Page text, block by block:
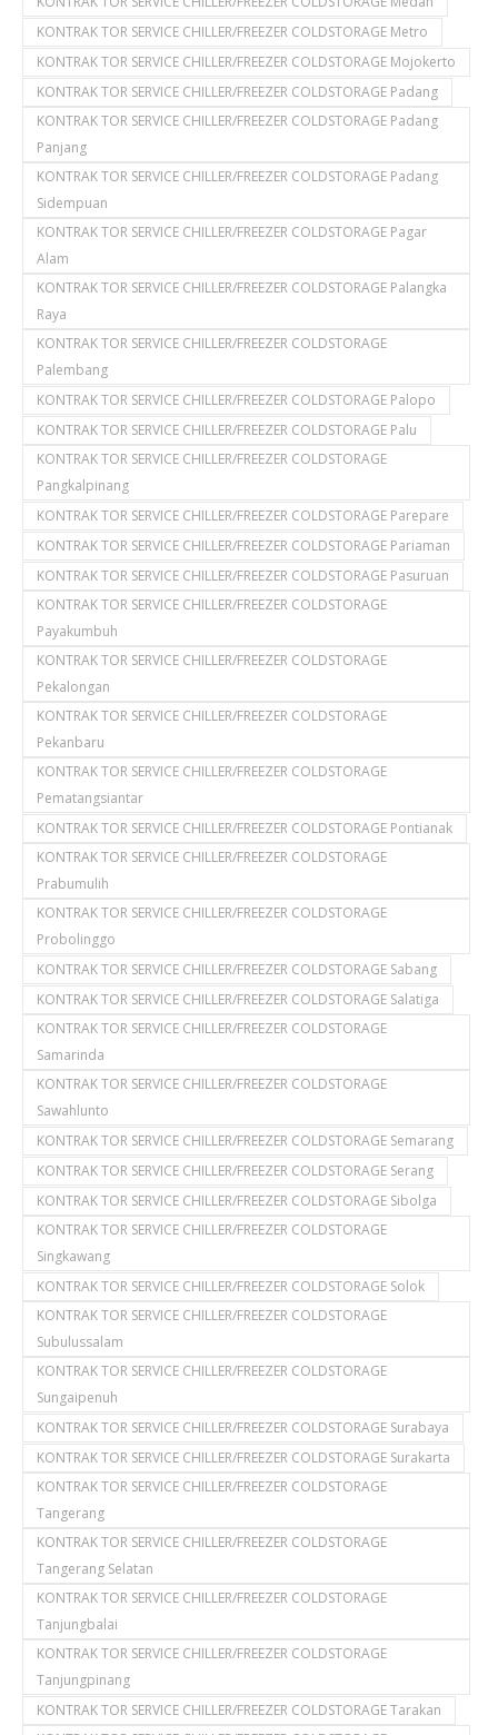
KONTRAK TOR SERVICE CHILLER/FREEZER COLDSTORAGE Metro
KONTRAK TOR SERVICE CHILLER/FREEZER COLDSTORAGE Mojokerto
KONTRAK TOR SERVICE CHILLER/FREEZER COLDSTORAGE Padang
KONTRAK TOR SERVICE CHILLER/FREEZER COLDSTORAGE Padang
Panjang
KONTRAK TOR SERVICE CHILLER/FREEZER COLDSTORAGE Padang
Sidempuan
KONTRAK TOR SERVICE CHILLER/FREEZER COLDSTORAGE Pagar
Alam
KONTRAK TOR SERVICE CHILLER/FREEZER COLDSTORAGE Palangka
Raya
KONTRAK TOR SERVICE CHILLER/FREEZER COLDSTORAGE
Palembang
KONTRAK TOR SERVICE CHILLER/FREEZER COLDSTORAGE Palopo
KONTRAK TOR SERVICE CHILLER/FREEZER COLDSTORAGE Palu
KONTRAK TOR SERVICE CHILLER/FREEZER COLDSTORAGE
Pangkalpinang
KONTRAK TOR SERVICE CHILLER/FREEZER COLDSTORAGE Parepare
KONTRAK TOR SERVICE CHILLER/FREEZER COLDSTORAGE Pariaman
KONTRAK TOR SERVICE CHILLER/FREEZER COLDSTORAGE Pasuruan
KONTRAK TOR SERVICE CHILLER/FREEZER COLDSTORAGE
Payakumbuh
KONTRAK TOR SERVICE CHILLER/FREEZER COLDSTORAGE
Pekalongan
KONTRAK TOR SERVICE CHILLER/FREEZER COLDSTORAGE
Pekanbaru
KONTRAK TOR SERVICE CHILLER/FREEZER COLDSTORAGE
Pematangsiantar
KONTRAK TOR SERVICE CHILLER/FREEZER COLDSTORAGE Pontianak
KONTRAK TOR SERVICE CHILLER/FREEZER COLDSTORAGE
Prabumulih
KONTRAK TOR SERVICE CHILLER/FREEZER COLDSTORAGE
Probolinggo
KONTRAK TOR SERVICE CHILLER/FREEZER COLDSTORAGE Sabang
KONTRAK TOR SERVICE CHILLER/FREEZER COLDSTORAGE Salatiga
KONTRAK TOR SERVICE CHILLER/FREEZER COLDSTORAGE
Samarinda
KONTRAK TOR SERVICE CHILLER/FREEZER COLDSTORAGE
Sawahlunto
KONTRAK TOR SERVICE CHILLER/FREEZER COLDSTORAGE Semarang
KONTRAK TOR SERVICE CHILLER/FREEZER COLDSTORAGE Serang
KONTRAK TOR SERVICE CHILLER/FREEZER COLDSTORAGE Sibolga
KONTRAK TOR SERVICE CHILLER/FREEZER COLDSTORAGE
Singkawang
KONTRAK TOR SERVICE CHILLER/FREEZER COLDSTORAGE Solok
KONTRAK TOR SERVICE CHILLER/FREEZER COLDSTORAGE
Subulussalam
KONTRAK TOR SERVICE CHILLER/FREEZER COLDSTORAGE
Sungaipenuh
KONTRAK TOR SERVICE CHILLER/FREEZER COLDSTORAGE Surabaya
KONTRAK TOR SERVICE CHILLER/FREEZER COLDSTORAGE Surakarta
KONTRAK TOR SERVICE CHILLER/FREEZER COLDSTORAGE
Tangerang
KONTRAK TOR SERVICE CHILLER/FREEZER COLDSTORAGE
Tangerang Selatan
KONTRAK TOR SERVICE CHILLER/FREEZER COLDSTORAGE
Tanjungbalai
KONTRAK TOR SERVICE CHILLER/FREEZER COLDSTORAGE
Tanjungpinang
KONTRAK TOR SERVICE CHILLER/FREEZER COLDSTORAGE Tarakan